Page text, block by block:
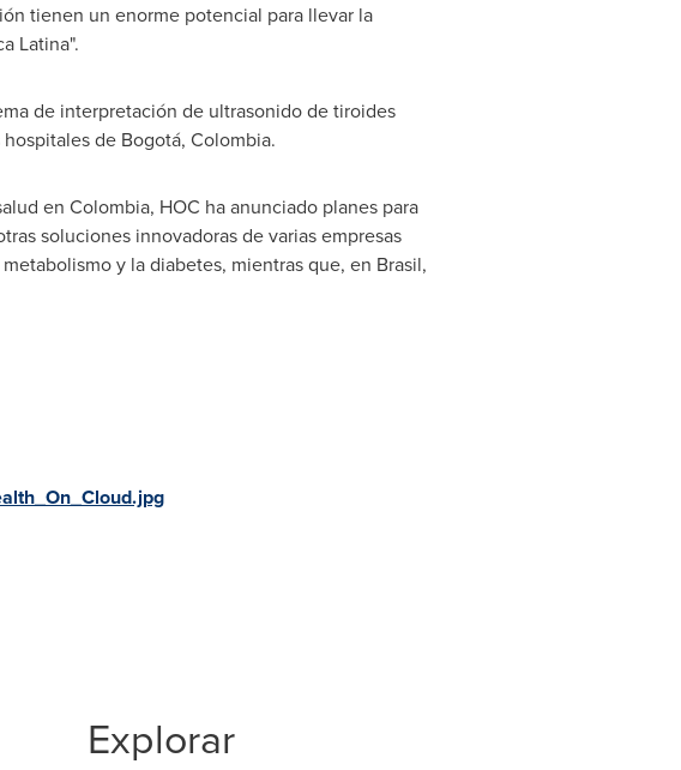
tienen un enorme potencial para llevar la
Latina".
de interpretación de ultrasonido de tiroides
de Bogotá, Colombia.
en Colombia, HOC ha anunciado planes para
soluciones innovadoras de varias empresas
y la diabetes, mientras que, en Brasil,
Explorar